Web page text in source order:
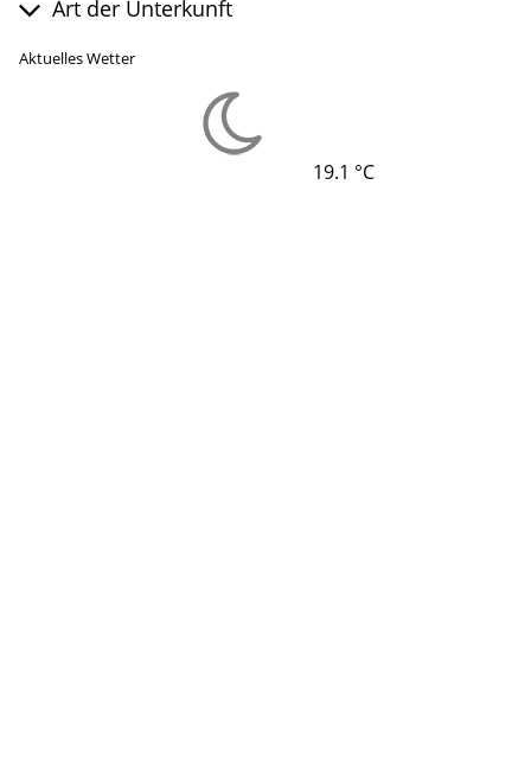
Aktuelles Wetter
19.1 °C
Art der Unterkunft